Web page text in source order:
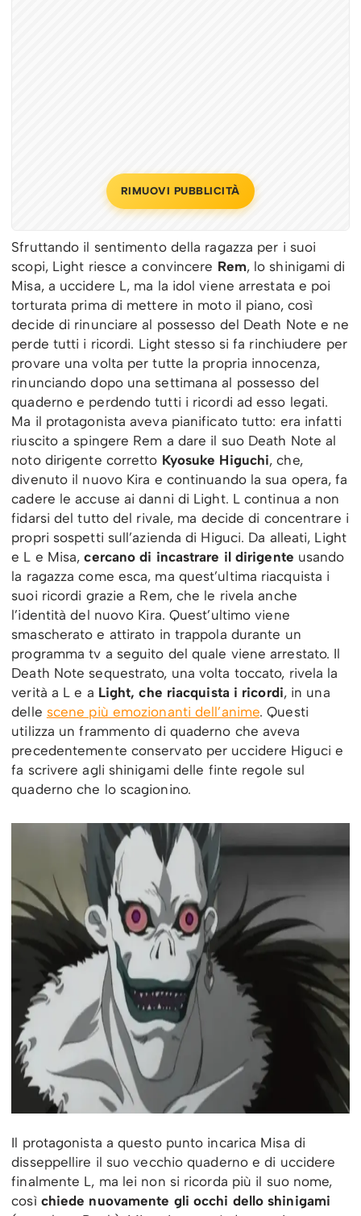
RIMUOVI PUBBLICITÀ
Sfruttando il sentimento della ragazza per i suoi
scopi, Light riesce a convincere Rem, lo shinigami di
Misa, a uccidere L, ma la idol viene arrestata e poi
torturata prima di mettere in moto il piano, così
decide di rinunciare al possesso del Death Note e ne
perde tutti i ricordi. Light stesso si fa rinchiudere per
provare una volta per tutte la propria innocenza,
rinunciando dopo una settimana al possesso del
quaderno e perdendo tutti i ricordi ad esso legati.
Ma il protagonista aveva pianificato tutto: era infatti
riuscito a spingere Rem a dare il suo Death Note al
noto dirigente corretto Kyosuke Higuchi, che,
divenuto il nuovo Kira e continuando la sua opera, fa
cadere le accuse ai danni di Light. L continua a non
fidarsi del tutto del rivale, ma decide di concentrare i
propri sospetti sull’azienda di Higuci. Da alleati, Light
e L e Misa,cercano di incastrare il dirigente usando
la ragazza come esca, ma quest’ultima riacquista i
suoi ricordi grazie a Rem, che le rivela anche
l’identità del nuovo Kira. Quest’ultimo viene
smascherato e attirato in trappola durante un
programma tv a seguito del quale viene arrestato. Il
Death Note sequestrato, una volta toccato, rivela la
verità a L e a Light, che riacquista i ricordi, in una
delle scene più emozionanti dell’anime. Questi
utilizza un frammento di quaderno che aveva
precedentemente conservato per uccidere Higuci e
fa scrivere agli shinigami delle finte regole sul
quaderno che lo scagionino.
Il protagonista a questo punto incarica Misa di
disseppellire il suo vecchio quaderno e di uccidere
finalmente L, ma lei non si ricorda più il suo nome,
così chiede nuovamente gli occhi dello shinigami